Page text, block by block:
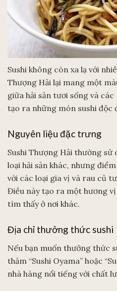
Sushi không còn xa lạ với
Thượng Hải lại mang một
giữa hải sản tươi sống và
tạo ra những món sushi độc
Nguyên liệu đặc trưng
Sushi Thượng Hải thường sử
loại hải sản khác, nhưng
với các loại gia vị và rau củ
Điều này tạo ra một hương
tìm thấy ở nơi khác.
Địa chỉ thưởng thức sushi
Nếu bạn muốn thưởng thức
thăm “Sushi Oyama” hoặc
nhà hàng nổi tiếng với chất